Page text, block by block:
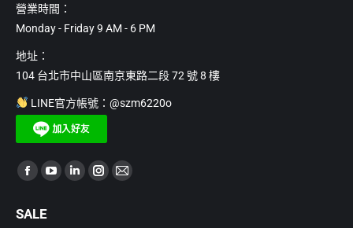
營業時間：
Monday - Friday 9 AM - 6 PM
地址：
104 台北市中山區南京東路二段 72 號 8 樓
LINE官方帳號：@szm6220o
Find us on:
Facebook
opens
YouTubeLinkedinInstagram
Mail
SALE